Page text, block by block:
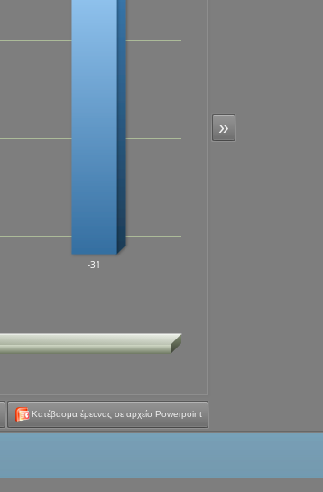
-31
Κατέβασμα έρευνας σε αρχείο Powerpoint
»